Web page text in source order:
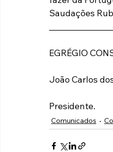
Saudações
EGRÉGIO
João Carlos
Presidente.
Comunicados